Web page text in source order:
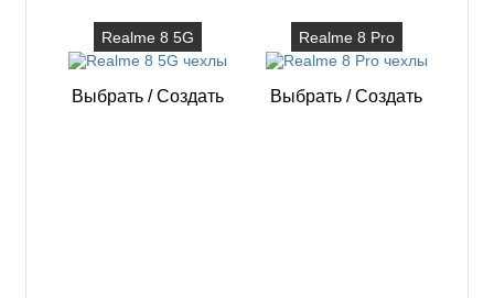
Realme 8 5G
Выбрать /Создать
Realme 8 Pro
Выбрать /Создать